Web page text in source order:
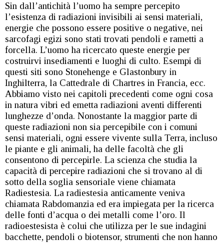
Sin dall’antichità l’uomo ha sempre percepito
l’esistenza di radiazioni invisibili ai sensi materiali,
energie che possono essere positive o negative, nei
sarcofagi egizi sono stati trovati pendoli e rametti a
forcella. L’uomo ha ricercato queste energie per
costruirvi insediamenti e luoghi di culto. Esempi di
questi siti sono Stonehenge e Glastonbury in
Inghilterra, la Cattedrale di Chartres in Francia, ecc.
Abbiamo visto nei capitoli precedenti come ogni cosa
in natura vibri ed emetta radiazioni aventi differenti
lunghezze d’onda. Nonostante la maggior parte di
queste radiazioni non sia percepibile con i comuni
sensi materiali, ogni essere vivente sulla Terra, incluso
le piante e gli animali, ha delle facoltà che gli
consentono di percepirle. La scienza che studia la
capacità di percepire radiazioni che si trovano al di
sotto della soglia sensoriale viene chiamata
Radiestesia. La radiestesia anticamente veniva
chiamata Rabdomanzia ed era impiegata per la ricerca
delle fonti d’acqua o dei metalli come l’oro. Il
radioestesista è colui che utilizza per le sue indagini
bacchette, pendoli o biotensor, strumenti che non hanno